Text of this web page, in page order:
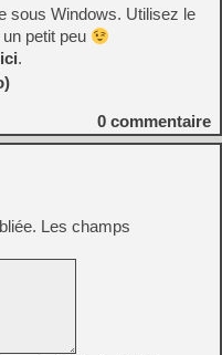
sous Windows. Utilisez le
petit peu
ici.
0 commentaire
Les champs